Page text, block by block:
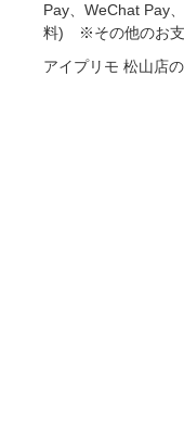
オリジンビリーフ
フラワリー
初空
Pay、WeChat Pay
料) ※その他のお支
アイプリモ 松山店